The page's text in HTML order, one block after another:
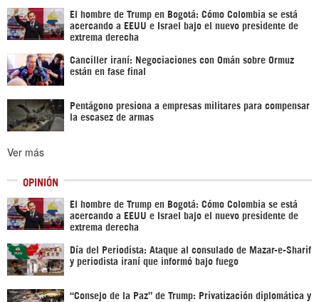
El hombre de Trump en Bogotá: Cómo Colombia se está
acercando a EEUU e Israel bajo el nuevo presidente de
extrema derecha
Canciller iraní: Negociaciones con Omán sobre Ormuz
están en fase final
Pentágono presiona a empresas militares para compensar
la escasez de armas
Ver más
OPINIÓN
El hombre de Trump en Bogotá: Cómo Colombia se está
acercando a EEUU e Israel bajo el nuevo presidente de
extrema derecha
Día del Periodista: Ataque al consulado de Mazar-e-Sharif
y periodista iraní que informó bajo fuego
“Consejo de la Paz” de Trump: Privatización diplomática y